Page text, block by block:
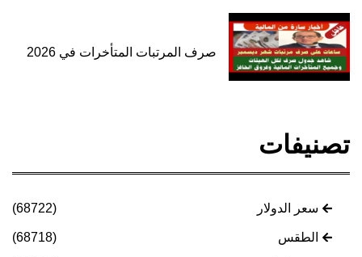
صرف المرتبات المتأخرات في 2026
تصنيفات
سعر الدولار (68722)
الطقس (68718)